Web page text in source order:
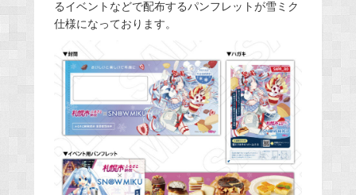
るイベントなどで配布するパンフレットが雪ミク
仕様になっております。